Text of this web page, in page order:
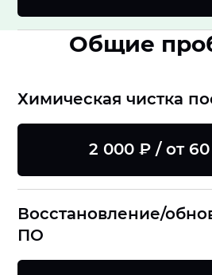
Общие
Химическая чистка
2 000 ₽ / от
Восстановление/
ПО